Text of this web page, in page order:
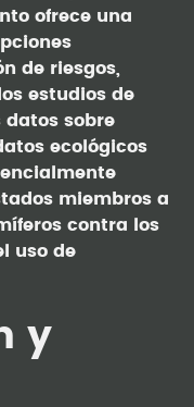
ofrece una
de riesgos,
estudios de
datos sobre
ecológicos
miembros a
contra los
uso de
y